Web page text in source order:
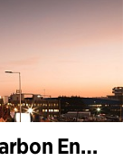
Greenwich Peninsula Low Carbon Energy Centre